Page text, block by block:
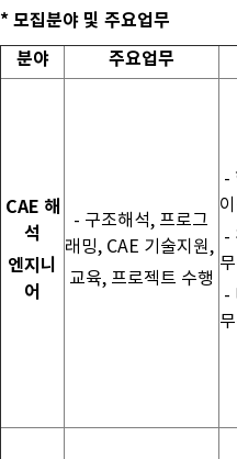
* 모집분야 및 주요업무
분야
주요업무
CAE 해
석
엔지니
어
- 구조해석, 프로그
래밍, CAE 기술지원,
교육, 프로젝트 수행
-
-
-